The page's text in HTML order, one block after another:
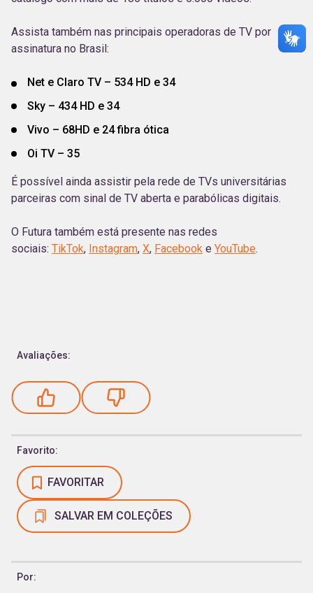
Assista também nas principais operadoras de TV por
assinatura no Brasil:
Net e Claro TV – 534 HD e 34
Sky – 434 HD e 34
Vivo – 68HD e 24 fibra ótica
Oi TV – 35
É possível ainda assistir pela rede de TVs universitárias
parceiras com sinal de TV aberta e parabólicas digitais.
O Futura também está presente nas redes
sociais: TikTok, Instagram, X, Facebook e YouTube.
Avaliações:
Favorito:
FAVORITAR
SALVAR EM COLEÇÕES
Por: